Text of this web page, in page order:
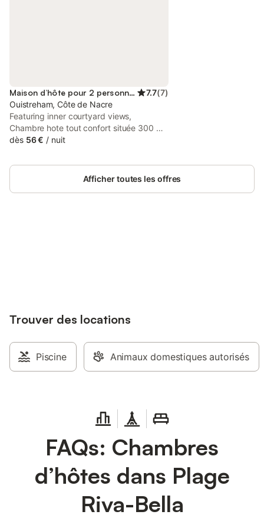
Maison d’hôte pour 2 personnes 7.7(7)
Ouistreham, Côte de Nacre
Featuring inner courtyard views,
Chambre hote tout confort située 300 m
mer 100 m rue de la mer Ouistreham si
accommodation with balcony, around
500 metres from Riva-Bella Beach.
dès 56 € / nuit
Afficher toutes les offres
Trouver des locations
Piscine Animaux domestiques autorisés
FAQs: Chambres
d’hôtes dans Plage
Riva-Bella